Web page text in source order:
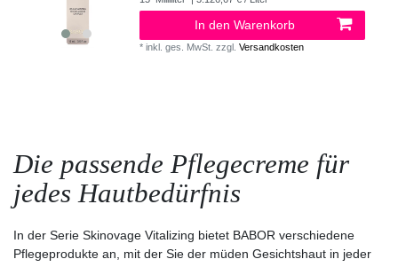
In den Warenkorb
*inkl. ges. MwSt. zzgl.Versandkosten
Die passende Pflegecreme für
jedes Hautbedürfnis
In der Serie Skinovage Vitalizing bietet BABOR verschiedene
Pflegeprodukte an, mit der Sie der müden Gesichtshaut in jeder